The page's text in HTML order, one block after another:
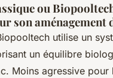
ou
son aménagement
utilise un
un équilibre
Moins agressive pour